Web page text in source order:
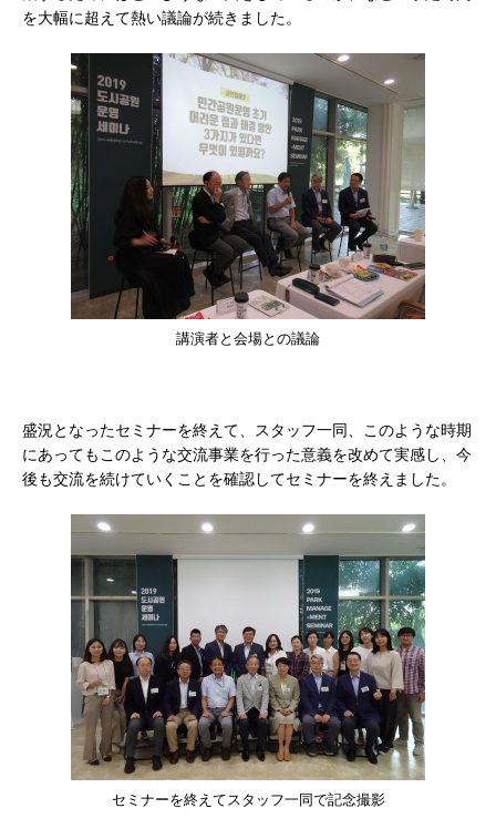
を大幅に超えて熱い議論が続きました。
講演者と会場との議論
盛況となったセミナーを終えて、スタッフ一同、このような時期
にあってもこのような交流事業を行った意義を改めて実感し、今
後も交流を続けていくことを確認してセミナーを終えました。
セミナーを終えてスタッフ一同で記念撮影